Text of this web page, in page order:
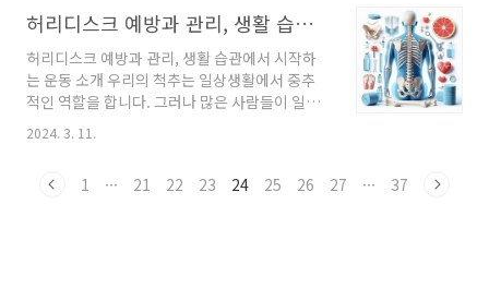
가물이 포함되어 있으며, 햄, 소시지, 라면, 탄산
음료, 아이스크림, 과자 등이 대표적입니다. ..
그러나 장시간 게임을 즐기는 과정에서 발생할
수 있는 손목, 팔꿈치, 목, 어깨의 근골격계 통증
은 게이머들의 큰 고민 중 하나입니다. 이러한 통
증은 무심코 넘길 수 있는 작은 불편함에서 시작
되어, 심각한 질환으로 이어질 수 있기에 주의가
필요합니다. 장시간 게임으로 근골격계 통증 예
호 게임 중 반복되는 손목 동작은 손목터널 증후
허리디스크 예방과 관리, 생활 습관에서 시작하는 운동 소개
허리디스크 예방과 관리, 생활 습관에서 시작하
는 운동 소개 우리의 척추는 일상생활에서 중추
적인 역할을 합니다. 그러나 많은 사람들이 일상
에서의 잘못된 자세와 생활 습관으로 척추 건강
을 해치고 있습니다. 특히 장시간 앉아서 스마트
스크는 더 이상 낯선 질환은 아닙니다. 허리디스
2024. 3. 11.
1 ··· 21 22 23 24 25 26 27 ··· 37